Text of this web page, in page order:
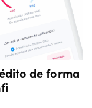
de forma